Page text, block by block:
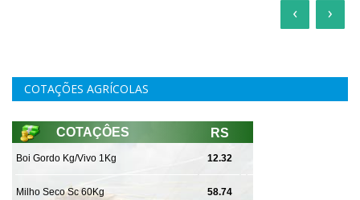
‹ ›
COTAÇÕES AGRÍCOLAS